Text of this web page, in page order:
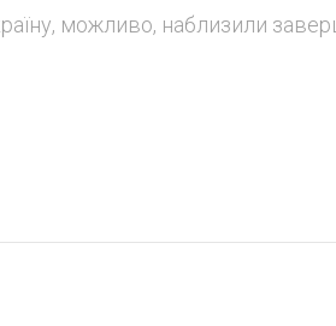
можливо, наблизили